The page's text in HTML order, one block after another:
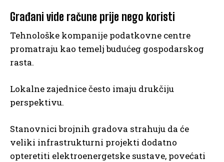
Građani vide račune prije nego koristi
Tehnološke kompanije podatkovne centre
promatraju kao temelj budućeg gospodarskog
rasta.
Lokalne zajednice često imaju drukčiju
perspektivu.
Stanovnici brojnih gradova strahuju da će
veliki infrastrukturni projekti dodatno
opteretiti elektroenergetske sustave, povećati